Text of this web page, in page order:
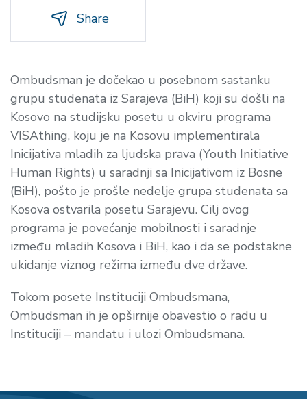
Share
Ombudsman je dočekao u posebnom sastanku
grupu studenata iz Sarajeva (BiH) koji su došli na
Kosovo na studijsku posetu u okviru programa
VISAthing, koju je na Kosovu implementirala
Inicijativa mladih za ljudska prava (Youth Initiative
Human Rights) u saradnji sa Inicijativom iz Bosne
(BiH), pošto je prošle nedelje grupa studenata sa
Kosova ostvarila posetu Sarajevu. Cilj ovog
programa je povećanje mobilnosti i saradnje
između mladih Kosova i BiH, kao i da se podstakne
ukidanje viznog režima između dve države.
Tokom posete Instituciji Ombudsmana,
Ombudsman ih je opširnije obavestio o radu u
Instituciji – mandatu i ulozi Ombudsmana.